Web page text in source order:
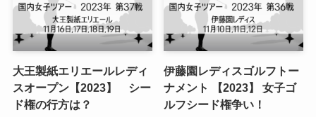
大王製紙エリエールレディ
スオープン【2023】 シー
ド権の行方は？
伊藤園レディスゴルフトー
ナメント 【2023】 女子ゴ
ルフシード権争い！